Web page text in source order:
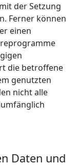
der Setzung
Ferner können
einen
die betroffene
genutzten
nicht alle
Daten und